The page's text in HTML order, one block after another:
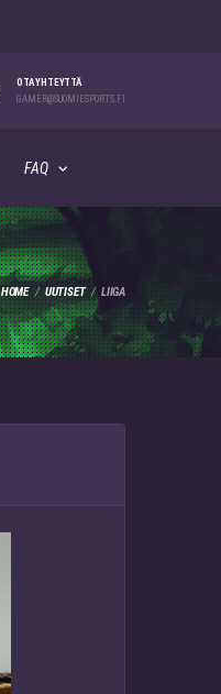
OTA YHTEYTTÄ
GAMER@SUOMIESPORTS.FI
FAQ
HOME UUTISET LIIGA